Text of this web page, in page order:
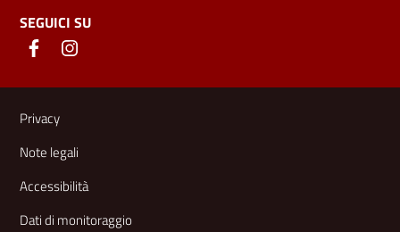
SEGUICI SU
Link e informazioni utili
Privacy
Note legali
Accessibilità
Dati di monitoraggio